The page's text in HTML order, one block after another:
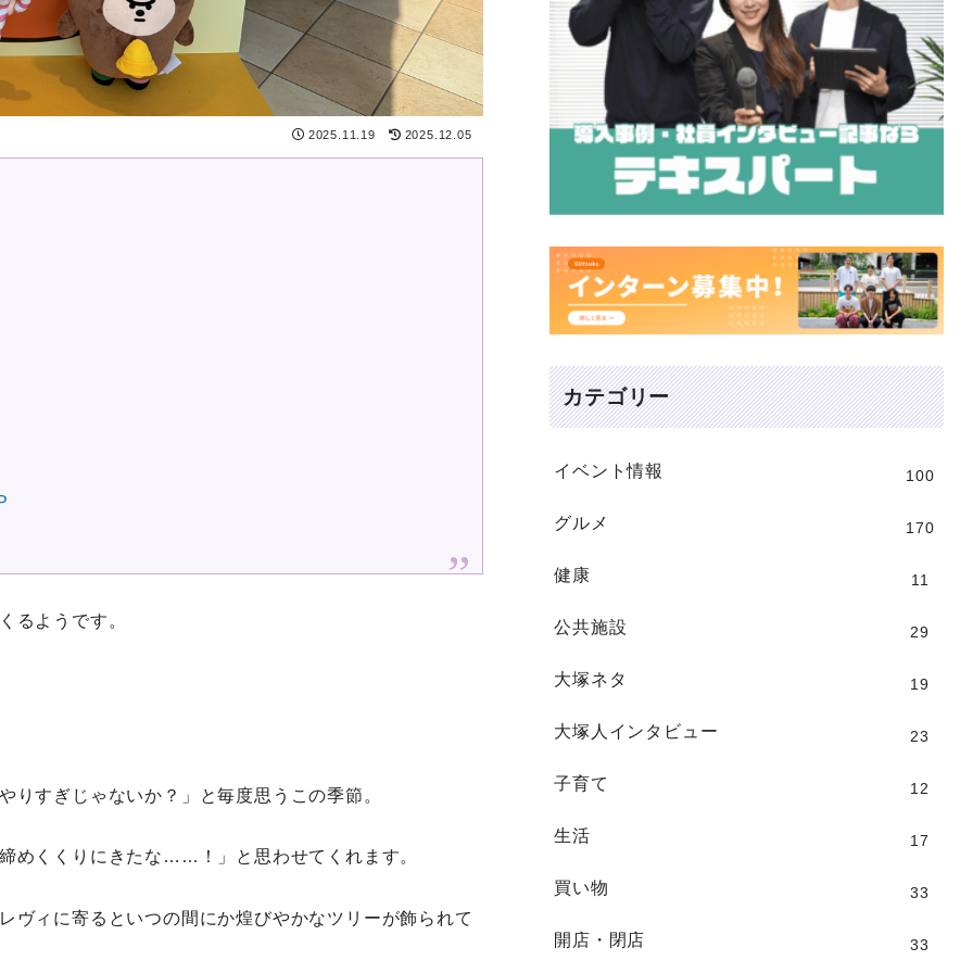
2025.11.19 2025.12.05
るようです。
りすぎじゃないか？」と毎度思うこの季節。
めくくりにきたな……！」と思わせてくれます。
ヴィに寄るといつの間にか煌びやかなツリーが飾られて
カテゴリー
イベント情報 100
グルメ 170
健康 11
公共施設 29
大塚ネタ 19
大塚人インタビュー 23
子育て 12
生活 17
買い物 33
開店・閉店 33